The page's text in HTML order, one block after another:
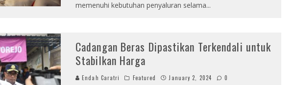
memenuhi kebutuhan penyaluran selama...
Cadangan Beras Dipastikan Terkendali untuk
Stabilkan Harga
Endah Caratri Featured January 2, 2024 0